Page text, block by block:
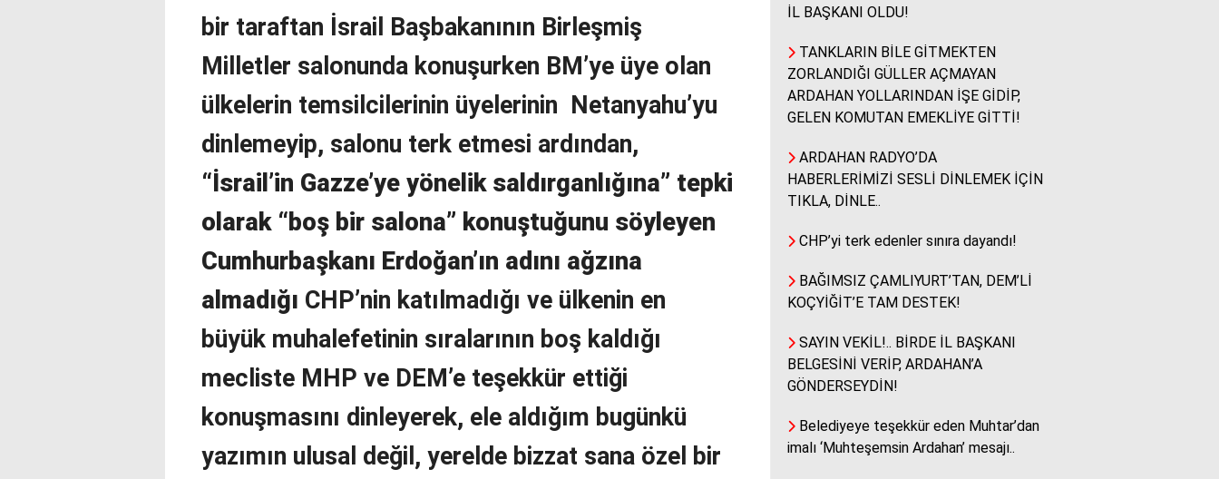
bir taraftan İsrail Başbakanının Birleşmiş
Milletler salonunda konuşurken BM’ye üye olan
ülkelerin temsilcilerinin üyelerinin Netanyahu’yu
dinlemeyip, salonu terk etmesi ardından,
“İsrail’in Gazze’ye yönelik saldırganlığına” tepki
olarak “boş bir salona” konuştuğunu söyleyen
Cumhurbaşkanı Erdoğan’ın adını ağzına
almadığı CHP’nin katılmadığı ve ülkenin en
büyük muhalefetinin sıralarının boş kaldığı
mecliste MHP ve DEM’e teşekkür ettiği
konuşmasını dinleyerek, ele aldığım bugünkü
yazımın ulusal değil, yerelde bizzat sana özel bir
Yazıcıoğlu Ümit
Rahmi Koç ve Binali
Yıldırım
CHP NE YAPMALI?
Bin Yılların Kürt Efsanesi:
Aç ile Taç Arasında:
İSLAM DÜNYASININ
BUMERANGI
Tülay Dikmen
İL BAŞKANI OLDU!
TANKLARIN BİLE GİTMEKTEN
ZORLANDIĞI GÜLLER AÇMAYAN
ARDAHAN YOLLARINDAN İŞE GİDİP,
GELEN KOMUTAN EMEKLİYE GİTTİ!
ARDAHAN RADYO’DA
HABERLERİMİZİ SESLİ DİNLEMEK İÇİN
TIKLA, DİNLE..
CHP’yi terk edenler sınıra dayandı!
BAĞIMSIZ ÇAMLIYURT’TAN, DEM’Lİ
KOÇYİĞİT’E TAM DESTEK!
SAYIN VEKİL!.. BİRDE İL BAŞKANI
BELGESİNİ VERİP, ARDAHAN’A
GÖNDERSEYDİN!
Belediyeye teşekkür eden Muhtar’dan
imalı ‘Muhteşemsin Ardahan’ mesajı..